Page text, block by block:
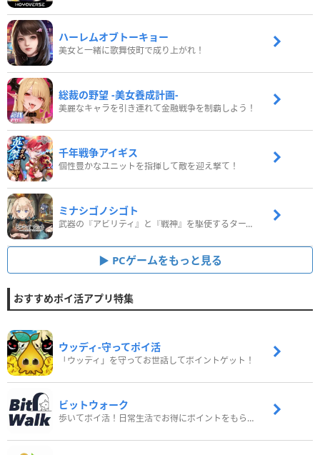
ハーレムオブトーキョー
美女と一緒に歌舞伎町で成り上がれ！
総裁の野望 -美女養成計画-
美麗なキャラを引き連れて金融戦争を制覇しよう！
千年戦争アイギス
個性豊かなユニットを指揮して敵を迎え撃て！
ミナシゴノシゴト
武器の『アビリティ』と『戦神』を駆使するターン制コマンドバトルRPG！
PCゲームをもっと見る
おすすめポイ活アプリ特集
ウッディ‐守ってポイ活
「ウッディ」を守ってお世話してポイントゲット！
ビットウォーク
歩いてポイ活！日常生活でお得にポイントをもらおう